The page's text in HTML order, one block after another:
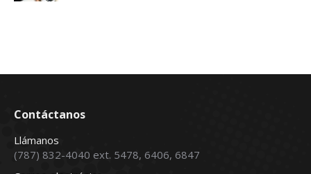
Contáctanos
Llámanos
(787) 832-4040 ext. 5478, 6406, 6847